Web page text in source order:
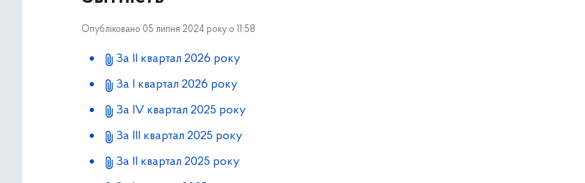
Опубліковано 05 липня 2024 року о 11:58
За ІІ квартал 2026 року
За I квартал 2026 рoку
За IV квартал 2025 рoку
За IІI квартал 2025 рoку
За IІ квартал 2025 рoку